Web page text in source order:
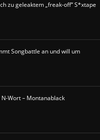
zu geleaktem „freak-off“ S*xtape
Songbattle an und will um
Wort – Montanablack